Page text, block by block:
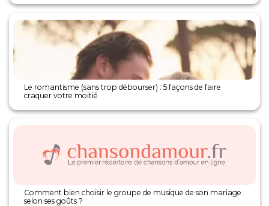
Le romantisme (sans trop débourser) : 5 façons de faire
craquer votre moitié
Comment bien choisir le groupe de musique de son mariage
selon ses goûts ?